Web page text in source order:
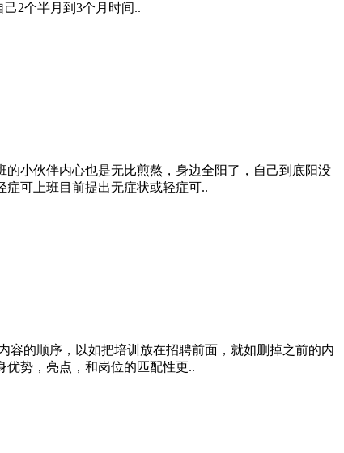
2个半月到3个月时间..
小伙伴内心也是无比煎熬，身边全阳了，自己到底阳没
可上班目前提出无症状或轻症可..
容的顺序，以如把培训放在招聘前面，就如删掉之前的内
势，亮点，和岗位的匹配性更..